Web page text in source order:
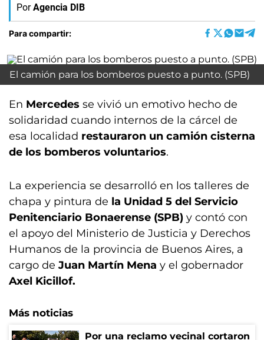
Por Agencia DIB
Para compartir:
El camión para los bomberos puesto a punto. (SPB)
En Mercedes se vivió un emotivo hecho de
solidaridad cuando internos de la cárcel de
esa localidad restauraron un camión cisterna
de los bomberos voluntarios.
La experiencia se desarrolló en los talleres de
chapa y pintura de la Unidad 5 del Servicio
Penitenciario Bonaerense (SPB) y contó con
el apoyo del Ministerio de Justicia y Derechos
Humanos de la provincia de Buenos Aires, a
cargo de Juan Martín Mena y el gobernador
Axel Kicillof.
Más noticias
Por una reclamo vecinal cortaron